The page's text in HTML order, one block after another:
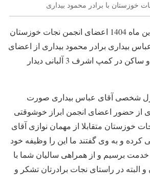
خوزستان با برادر محمود بیداری
روز دوشنبه 25 فروردین ماه 1404 اعضای انجمن نجات خوزستان
بیداری برادر محمود بیداری از اعضای
گرفتار مجاهدین خلق و ساکن در کمپ اشرف 3 آلبانی دیدار
شخصی آقای عباس بیداری صورت
از حضور اعضای انجمن ابراز خوشوقتی
خوزستان متقابلا از مهمان نوازی آقای
کرده و به وی گفتند ما این را وظیفه خود
برسیم و از همراهی سالیان شما با
البته در راستای نجات برادرتان تشکر و